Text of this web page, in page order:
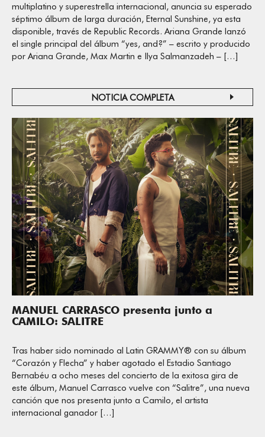
multiplatino y superestrella internacional, anuncia su esperado
séptimo álbum de larga duración, Eternal Sunshine, ya esta
disponible, través de Republic Records. Ariana Grande lanzó
el single principal del álbum “yes, and?” – escrito y producido
por Ariana Grande, Max Martin e Ilya Salmanzadeh – […]
NOTICIA COMPLETA
MANUEL CARRASCO presenta junto a
CAMILO: SALITRE
Tras haber sido nominado al Latin GRAMMY®️ con su álbum
“Corazón y Flecha” y haber agotado el Estadio Santiago
Bernabéu a ocho meses del concierto de la exitosa gira de
este álbum, Manuel Carrasco vuelve con “Salitre”, una nueva
canción que nos presenta junto a Camilo, el artista
internacional ganador […]